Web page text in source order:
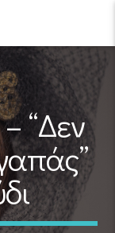
“Δεν